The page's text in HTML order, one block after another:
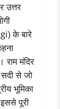
उत्तर
के बारे
राम मंदिर
से जो
भूमिका
पूरी